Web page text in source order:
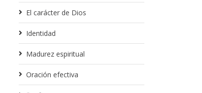
El carácter de Dios
Identidad
Madurez espiritual
Oración efectiva